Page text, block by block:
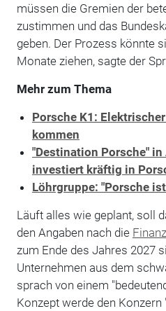
müssen die Gremien der
zustimmen und das
geben. Der Prozess könnte
Monate ziehen, sagte der
Mehr zum Thema
Porsche K1:
kommen
"Destination Porsche"
investiert kräftig in
Löhrgruppe: "Porsche
Läuft alles wie geplant, soll
den Angaben nach die
zum Ende des Jahres 2027
Unternehmen aus dem
sprach von einem
Konzept werde den